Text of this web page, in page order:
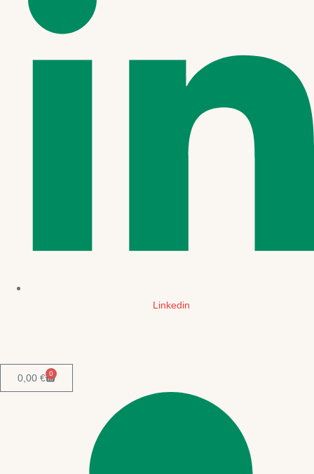
Linkedin
0,00 € 0